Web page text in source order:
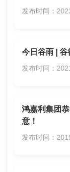
发布时间：
今日谷雨 | 谷
发布时间：
鸿嘉利集团
意！
发布时间：